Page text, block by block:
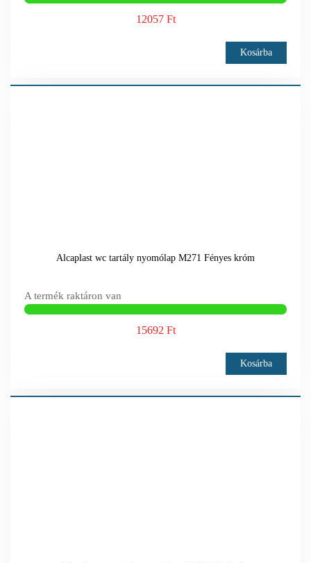
12057 Ft
Kosárba
Alcaplast wc tartály nyomólap M271 Fényes króm
A termék raktáron van
15692 Ft
Kosárba